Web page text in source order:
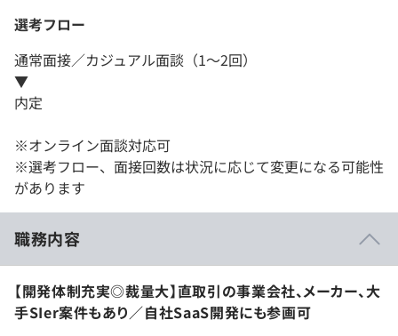
選考フロー
通常面接／カジュアル面談（1～2回）
▼
内定
※オンライン面談対応可
※選考フロー、面接回数は状況に応じて変更になる可能性
があります
職務内容
【開発体制充実◎裁量大】直取引の事業会社、メーカー、大
手SIer案件もあり／自社SaaS開発にも参画可